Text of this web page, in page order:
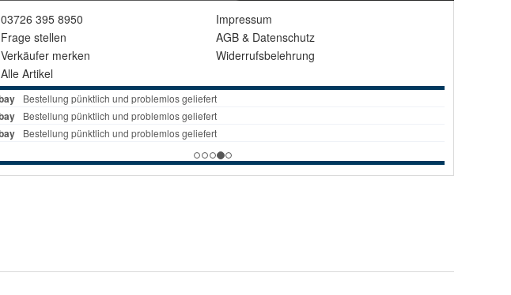
03726 395 8950
Frage stellen
Verkäufer merken
Alle Artikel
Impressum
AGB & Datenschutz
Widerrufsbelehrung